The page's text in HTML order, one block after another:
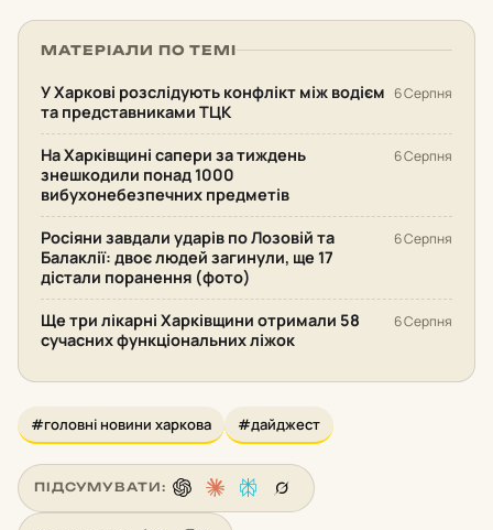
МАТЕРІАЛИ ПО ТЕМІ
У Харкові розслідують конфлікт між водієм
та представниками ТЦК
6 Серпня
На Харківщині сапери за тиждень
знешкодили понад 1000
вибухонебезпечних предметів
6 Серпня
Росіяни завдали ударів по Лозовій та
Балаклії: двоє людей загинули, ще 17
дістали поранення (фото)
6 Серпня
Ще три лікарні Харківщини отримали 58
сучасних функціональних ліжок
6 Серпня
#головні новини харкова #дайджест
ПІДСУМУВАТИ: